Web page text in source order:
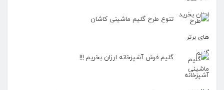
تنوع طرح گلیم ماشینی کاشان
گلیم فرش آشپزخانه ارزان بخریم !!!